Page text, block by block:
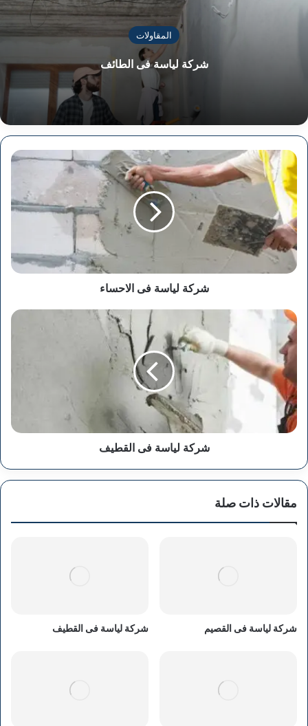
المقاولات
شركة لياسة فى الطائف
شركة
لياسة
فى
الاحساء
شركة لياسة فى الاحساء
شركة
لياسة
فى
القطيف
شركة لياسة فى القطيف
مقالات ذات صلة
شركة لياسة فى القصيم شركة لياسة فى القطيف